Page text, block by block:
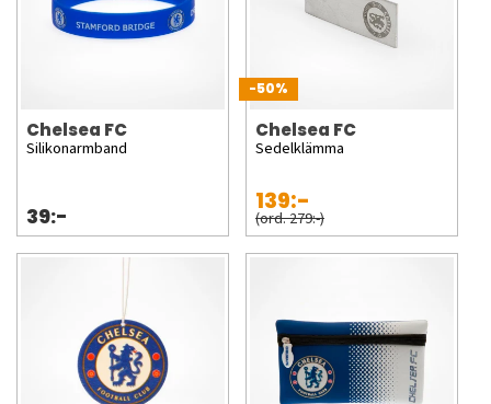
Chelsea FC
Silikonarmband
39:-
-50%
Chelsea FC
Sedelklämma
139:-
(ord. 279:-)